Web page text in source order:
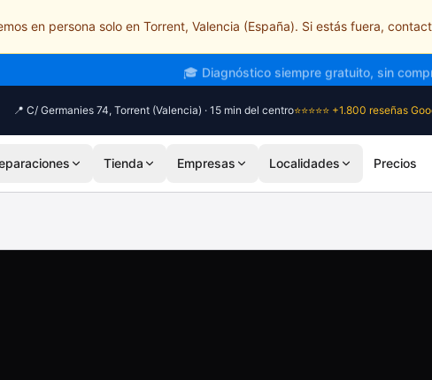
en persona solo en Torrent, Valencia (España). Si estás fuera,
🎓 Diagnóstico siempre gratuito, sin
📍 C/ Germanies 74, Torrent (Valencia) · 15 min del centro⭐⭐⭐⭐⭐ +1.800 reseñas
Tienda Empresas Localidades Precios